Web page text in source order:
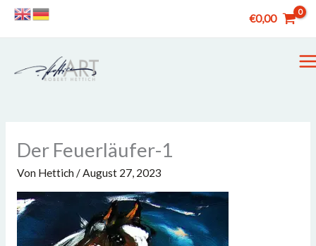
Zum
€0,00
Der Feuerläufer-1
Von Hettich /August 27, 2023